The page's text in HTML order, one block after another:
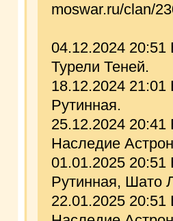
moswar.ru/clan/
04.12.2024
Турели Теней.
18.12.2024
Рутинная.
25.12.2024
Наследие
01.01.2025 20:51
Рутинная, Шато
22.01.2025